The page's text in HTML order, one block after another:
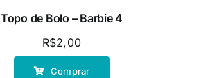
Topo de Bolo – Barbie 4
R$2,00
Comprar